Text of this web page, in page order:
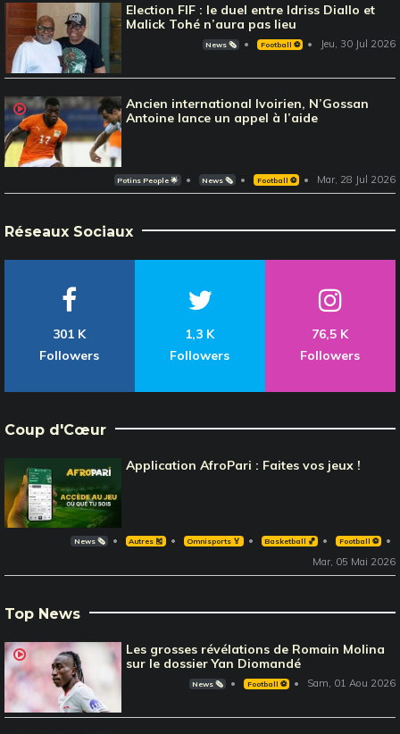
Election FIF : le duel entre Idriss Diallo et
Malick Tohé n’aura pas lieu
News 🗞️ Football ⚽️ Jeu, 30 Jul 2026
Ancien international Ivoirien, N’Gossan
Antoine lance un appel à l’aide
Potins People 🌟 News 🗞️ Football ⚽️ Mar, 28 Jul 2026
Réseaux Sociaux
301 K
Followers
1,3 K
Followers
76,5 K
Followers
Coup d'Cœur
Application AfroPari : Faites vos jeux !
News 🗞️ Autres 🎽 Omnisports 🏅 Basketball 🏀 Football ⚽️
Mar, 05 Mai 2026
Top News
Les grosses révélations de Romain Molina
sur le dossier Yan Diomandé
News 🗞️ Football ⚽️ Sam, 01 Aou 2026